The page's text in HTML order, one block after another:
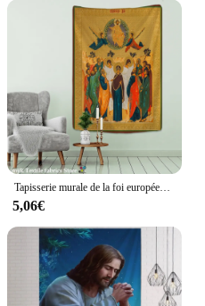
Tapisserie murale de la foi européenne, couverture du christianisme classique, décoration de la maison, produits chrétiens, Dieu Jésus-Christ
5,06€